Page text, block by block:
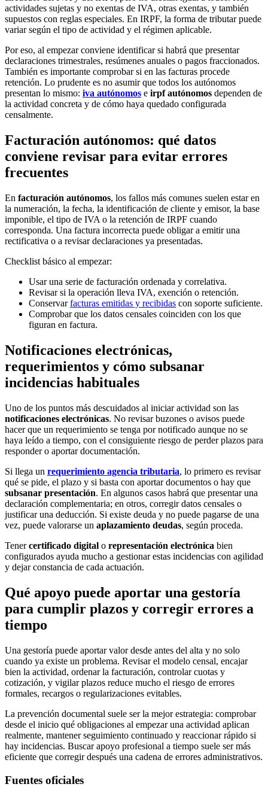
actividades sujetas y no exentas de IVA, otras exentas, y también
supuestos con reglas especiales. En IRPF, la forma de tributar puede
variar según el tipo de actividad y el régimen aplicable.
Por eso, al empezar conviene identificar si habrá que presentar
declaraciones trimestrales, resúmenes anuales o pagos fraccionados.
También es importante comprobar si en las facturas procede
retención. Lo prudente es no asumir que todos los autónomos
presentan lo mismo: iva autónomos e irpf autónomos dependen de
la actividad concreta y de cómo haya quedado configurada
censalmente.
Facturación autónomos: qué datos
conviene revisar para evitar errores
frecuentes
En facturación autónomos, los fallos más comunes suelen estar en
la numeración, la fecha, la identificación de cliente y emisor, la base
imponible, el tipo de IVA o la retención de IRPF cuando
corresponda. Una factura incorrecta puede obligar a emitir una
rectificativa o a revisar declaraciones ya presentadas.
Checklist básico al empezar:
Usar una serie de facturación ordenada y correlativa.
Revisar si la operación lleva IVA, exención o retención.
Conservarfacturas emitidas y recibidas con soporte suficiente.
Comprobar que los datos censales coinciden con los que
figuran en factura.
Notificaciones electrónicas,
requerimientos y cómo subsanar
incidencias habituales
Uno de los puntos más descuidados al iniciar actividad son las
notificaciones electrónicas. No revisar buzones o avisos puede
hacer que un requerimiento se tenga por notificado aunque no se
haya leído a tiempo, con el consiguiente riesgo de perder plazos para
responder o aportar documentación.
Si llega un requerimiento agencia tributaria, lo primero es revisar
qué se pide, el plazo y si basta con aportar documentos o hay que
subsanar presentación. En algunos casos habrá que presentar una
declaración complementaria; en otros, corregir datos censales o
justificar una deducción. Si existe deuda y no puede pagarse de una
vez, puede valorarse un aplazamiento deudas, según proceda.
Tenercertificado digital o representación electrónica bien
configurados ayuda mucho a gestionar estas incidencias con agilidad
y dejar constancia de cada actuación.
Qué apoyo puede aportar una gestoría
para cumplir plazos y corregir errores a
tiempo
Una gestoría puede aportar valor desde antes del alta y no solo
cuando ya existe un problema. Revisar el modelo censal, encajar
bien la actividad, ordenar la facturación, controlar cuotas y
cotización, y vigilar plazos reduce mucho el riesgo de errores
formales, recargos o regularizaciones evitables.
La prevención documental suele ser la mejor estrategia: comprobar
desde el inicio qué obligaciones al empezar una actividad aplican
realmente, mantener seguimiento continuado y reaccionar rápido si
hay incidencias. Buscar apoyo profesional a tiempo suele ser más
eficiente que corregir después una cadena de errores administrativos.
Fuentes oficiales